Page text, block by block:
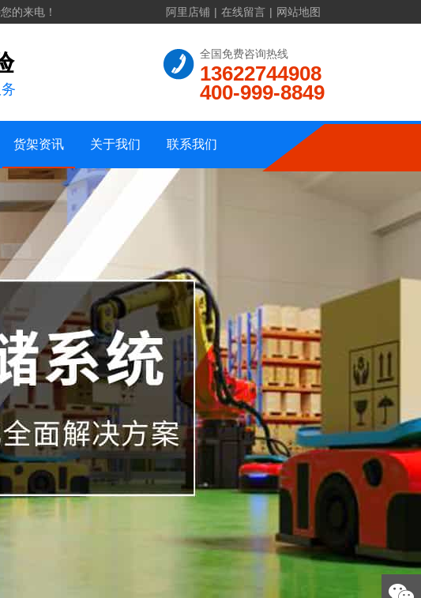
的来电！ 阿里店铺 | 在线留言 | 网站地图
全国免费咨询热线
13622744908
400-999-8849
货架资讯
货架知识 关于我们
公司相册 联系我们
在线留言
网站地图